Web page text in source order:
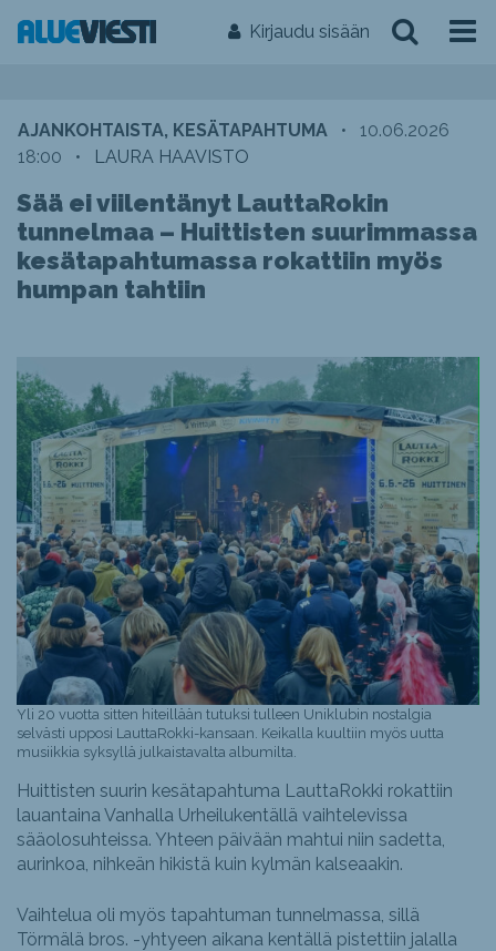
Kirjaudu sisään
AJANKOHTAISTA, KESÄTAPAHTUMA •
10.06.2026
18:00
• LAURA HAAVISTO
Sää ei viilentänyt LauttaRokin
tunnelmaa – Huittisten suurimmassa
kesätapahtumassa rokattiin myös
humpan tahtiin
Yli 20 vuotta sitten hiteillään tutuksi tulleen Uniklubin nostalgia
selvästi upposi LauttaRokki-kansaan. Keikalla kuultiin myös uutta
musiikkia syksyllä julkaistavalta albumilta.
Huittisten suurin kesätapahtuma LauttaRokki rokattiin
lauantaina Vanhalla Urheilukentällä vaihtelevissa
sääolosuhteissa. Yhteen päivään mahtui niin sadetta,
aurinkoa, nihkeän hikistä kuin kylmän kalseaakin.
Vaihtelua oli myös tapahtuman tunnelmassa, sillä
Törmälä bros. -yhtyeen aikana kentällä pistettiin jalalla